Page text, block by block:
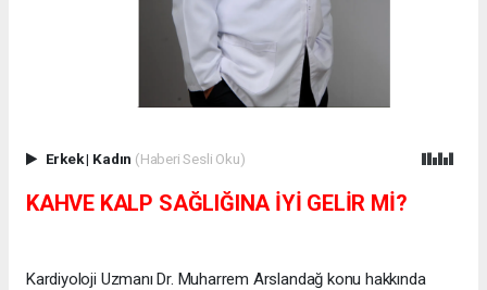
Erkek| Kadın (Haberi Sesli Oku)
KAHVE KALP SAĞLIĞINA İYİ GELİR Mİ?
Kardiyoloji Uzmanı Dr. Muharrem Arslandağ konu hakkında